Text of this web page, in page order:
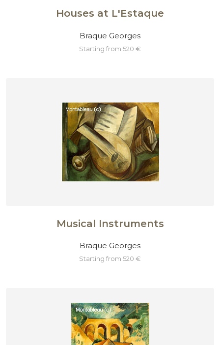
Houses at L'Estaque
Braque Georges
starting from 520 €
Musical Instruments
Braque Georges
starting from 520 €